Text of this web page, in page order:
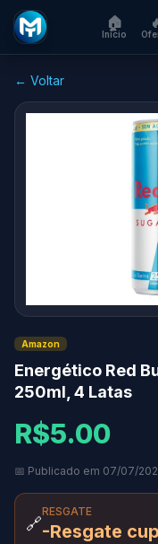
🏠
Início
← Voltar
Amazon
Energético Red
250ml, 4 Latas
R$5.00
📅 Publicado em 07/07/
🔗
RESGATE